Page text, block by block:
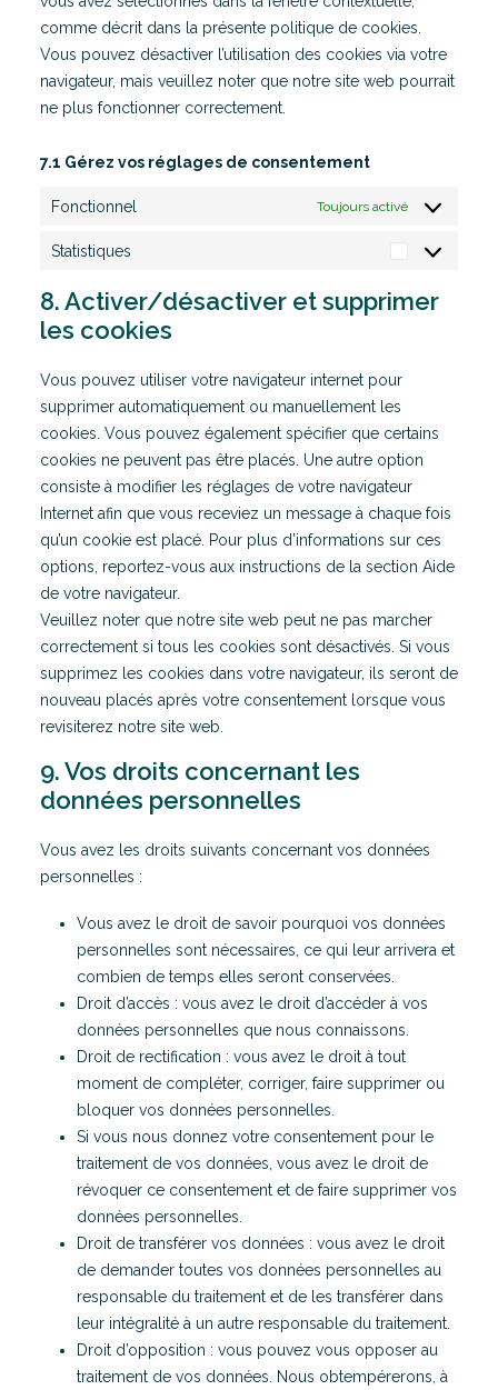
comme décrit dans la présente politique de cookies.
Vous pouvez désactiver l’utilisation des cookies via votre
navigateur, mais veuillez noter que notre site web pourrait
ne plus fonctionner correctement.
7.1 Gérez vos réglages de consentement
Fonctionnel Toujours activé
Statistiques
Statistiques
8. Activer/désactiver et supprimer
les cookies
Vous pouvez utiliser votre navigateur internet pour
supprimer automatiquement ou manuellement les
cookies. Vous pouvez également spécifier que certains
cookies ne peuvent pas être placés. Une autre option
consiste à modifier les réglages de votre navigateur
Internet afin que vous receviez un message à chaque fois
qu’un cookie est placé. Pour plus d’informations sur ces
options, reportez-vous aux instructions de la section Aide
de votre navigateur.
Veuillez noter que notre site web peut ne pas marcher
correctement si tous les cookies sont désactivés. Si vous
supprimez les cookies dans votre navigateur, ils seront de
nouveau placés après votre consentement lorsque vous
revisiterez notre site web.
9. Vos droits concernant les
données personnelles
Vous avez les droits suivants concernant vos données
personnelles :
Vous avez le droit de savoir pourquoi vos données
personnelles sont nécessaires, ce qui leur arrivera et
combien de temps elles seront conservées.
Droit d’accès : vous avez le droit d’accéder à vos
données personnelles que nous connaissons.
Droit de rectification : vous avez le droit à tout
moment de compléter, corriger, faire supprimer ou
bloquer vos données personnelles.
Si vous nous donnez votre consentement pour le
traitement de vos données, vous avez le droit de
révoquer ce consentement et de faire supprimer vos
données personnelles.
Droit de transférer vos données : vous avez le droit
de demander toutes vos données personnelles au
responsable du traitement et de les transférer dans
leur intégralité à un autre responsable du traitement.
Droit d’opposition : vous pouvez vous opposer au
traitement de vos données. Nous obtempérerons, à